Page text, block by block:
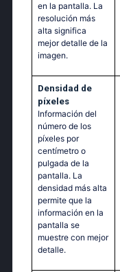
en la pantalla. La
resolución más
alta significa
mejor detalle de la
imagen.
Densidad de
píxeles
Información del
número de los
píxeles por
centímetro o
pulgada de la
pantalla. La
densidad más alta
permite que la
información en la
pantalla se
muestre con mejor
detalle.